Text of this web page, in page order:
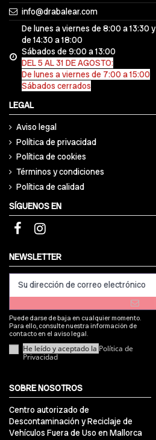
info@drabalear.com
De lunes a viernes de 8:00 a 13:30 y
de 14:30 a 18:00
Sábados de 9:00 a 13:00
DEL 5 AL 31 DE AGOSTO:
De lunes a viernes de 7:00 a 15:00
Sábados cerrados
LEGAL
Aviso legal
Política de privacidad
Política de cookies
Términos y condiciones
Política de calidad
SÍGUENOS EN
NEWSLETTER
Puede darse de baja en cualquier momento.
Para ello, consulte nuestra información de
contacto en el aviso legal.
He leído y aceptado la Política de
Privacidad
SOBRE NOSOTROS
Centro autorizado de
Descontaminación y Reciclaje de
Vehículos Fuera de Uso en Mallorca